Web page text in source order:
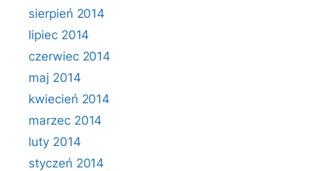
sierpień 2014
lipiec 2014
czerwiec 2014
maj 2014
kwiecień 2014
marzec 2014
luty 2014
styczeń 2014